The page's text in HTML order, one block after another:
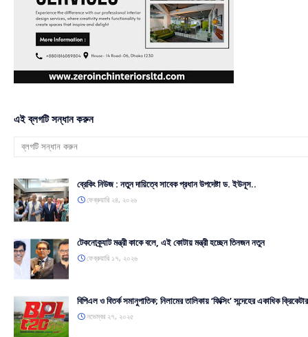
এই ব্লগটি সন্ধান করুন
ব্রেকিং নিউজ : নতুন দায়িত্বে সাবেক প্রধান উপদেষ্টা ড. ইউনূস..
ফেব্রুয়ারি ২৪, ২০২৬
টেকনোক্র্যাট মন্ত্রী কাকে বলে, এই কোটায় মন্ত্রী হচ্ছেন তিনজন নতুন
ফেব্রুয়ারি ১৭, ২০২৬
বিপিএল ও বিতর্ক সমানুপাতিক; নিলামের তালিকায় ‘ফিক্সিং’ সন্দেহের একাধিক
নভেম্বর ২৭, ২০২৫